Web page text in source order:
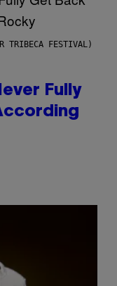
TRIBECA FESTIVAL)
Fully